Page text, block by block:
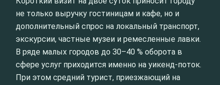
не только выручку гостиницам и кафе, но и
дополнительный спрос на локальный транспорт,
экскурсии, частные музеи и ремесленные лавки.
В ряде малых городов до 30–40 % оборота в
сфере услуг приходится именно на уикенд-поток.
При этом средний турист, приезжающий на